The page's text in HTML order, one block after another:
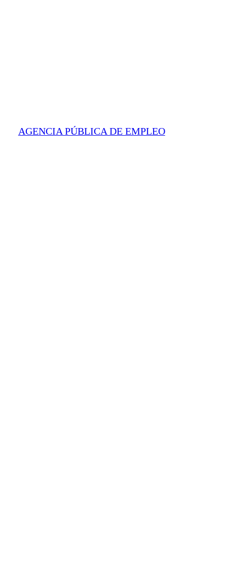
AGENCIA PÚBLICA DE EMPLEO